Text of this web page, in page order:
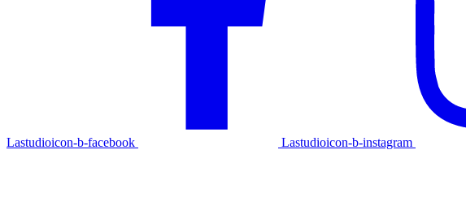
Lastudioicon-b-facebook Lastudioicon-b-instagram